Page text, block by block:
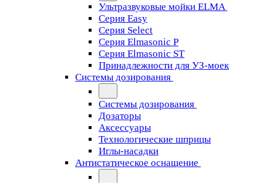
Ультразвуковые мойки ELMA
Серия Easy
Серия Select
Серия Elmasonic P
Серия Elmasonic ST
Принадлежности для УЗ-моек
Системы дозирования
Системы дозирования
Дозаторы
Аксессуары
Технологические шприцы
Иглы-насадки
Антистатическое оснащение